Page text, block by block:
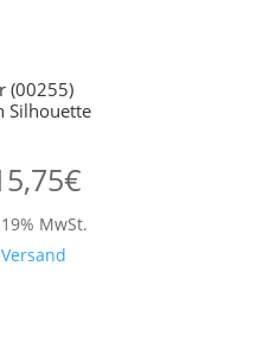
(00255)
Silhouette
€
MwSt.
Versand